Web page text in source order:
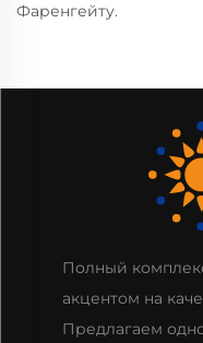
Фаренгейту.
Полный
акцентом на
Предлагаем